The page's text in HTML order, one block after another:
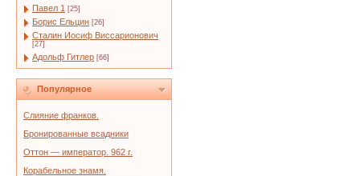
Павел 1 [25]
Борис Ельцин [26]
Сталин Иосиф Виссарионович
[27]
Адольф Гитлер [66]
Популярное
Слияние франков.
Бронированные всадники
Оттон — император. 962 г.
Корабельное знамя.